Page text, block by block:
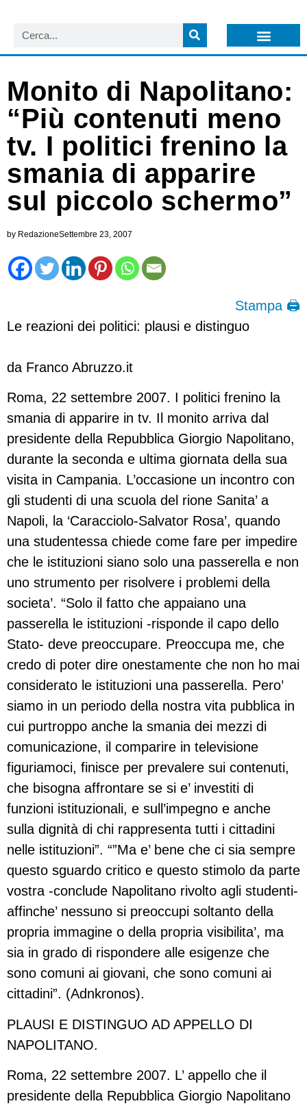
Monito di Napolitano:
“Più contenuti meno
tv. I politici frenino la
smania di apparire
sul piccolo schermo”
by RedazioneSettembre 23, 2007
Stampa 🖨
Le reazioni dei politici: plausi e distinguo
da Franco Abruzzo.it
Roma, 22 settembre 2007. I politici frenino la
smania di apparire in tv. Il monito arriva dal
presidente della Repubblica Giorgio Napolitano,
durante la seconda e ultima giornata della sua
visita in Campania. L’occasione un incontro con
gli studenti di una scuola del rione Sanita’ a
Napoli, la ‘Caracciolo-Salvator Rosa’, quando
una studentessa chiede come fare per impedire
che le istituzioni siano solo una passerella e non
uno strumento per risolvere i problemi della
societa’. “Solo il fatto che appaiano una
passerella le istituzioni -risponde il capo dello
Stato- deve preoccupare. Preoccupa me, che
credo di poter dire onestamente che non ho mai
considerato le istituzioni una passerella. Pero’
siamo in un periodo della nostra vita pubblica in
cui purtroppo anche la smania dei mezzi di
comunicazione, il comparire in televisione
figuriamoci, finisce per prevalere sui contenuti,
che bisogna affrontare se si e’ investiti di
funzioni istituzionali, e sull’impegno e anche
sulla dignità di chi rappresenta tutti i cittadini
nelle istituzioni”. “”Ma e’ bene che ci sia sempre
questo sguardo critico e questo stimolo da parte
vostra -conclude Napolitano rivolto agli studenti-
affinche’ nessuno si preoccupi soltanto della
propria immagine o della propria visibilita’, ma
sia in grado di rispondere alle esigenze che
sono comuni ai giovani, che sono comuni ai
cittadini”. (Adnkronos).
PLAUSI E DISTINGUO AD APPELLO DI
NAPOLITANO.
Roma, 22 settembre 2007. L’ appello che il
presidente della Repubblica Giorgio Napolitano